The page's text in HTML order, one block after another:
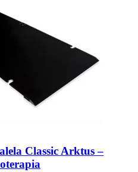
Classic Arktus –